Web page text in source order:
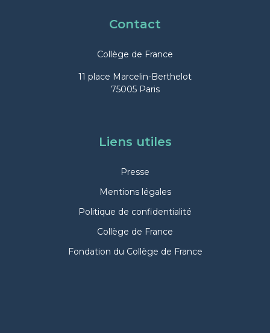
Contact
Collège de France
11 place Marcelin-Berthelot
75005 Paris
Liens utiles
Presse
Mentions légales
Politique de confidentialité
Collège de France
Fondation du Collège de France